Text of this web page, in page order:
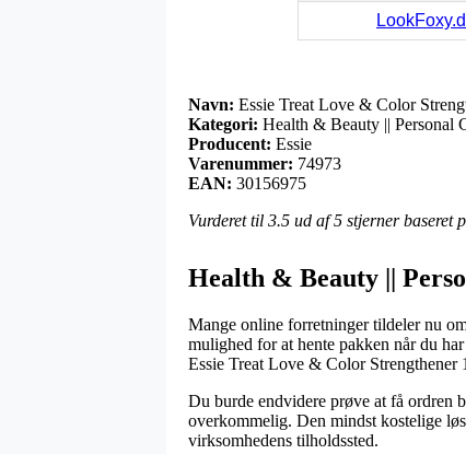
Navn: Essie Treat Love & Color
Kategori: Health & Beauty || Personal
Producent: Essie
Varenummer: 74973
EAN: 30156975
Vurderet til 3.5 ud af 5 stjerner baseret
Health & Beauty ||
Mange online forretninger tildeler nu
mulighed for at hente pakken når du
Essie Treat Love & Color
Du burde endvidere prøve at få ordren
overkommelig. Den mindst kostelige
virksomhedens tilholdssted.